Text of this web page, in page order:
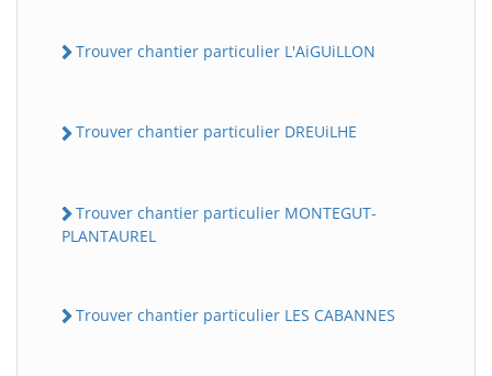
Trouver chantier particulier L'AiGUiLLON
Trouver chantier particulier DREUiLHE
Trouver chantier particulier MONTEGUT-
PLANTAUREL
Trouver chantier particulier LES CABANNES